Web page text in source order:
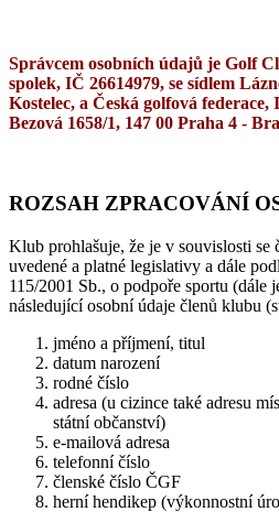
Správcem osobních údajů je Golf
spolek, IČ 26614979, se sídlem
Kostelec, a Česká golfová federace,
Bezová 1658/1, 147 00 Praha 4 -
ROZSAH ZPRACOVÁNÍ
Klub prohlašuje, že je v souvislosti se
uvedené a platné legislativy a dále
115/2001 Sb., o podpoře sportu (dále
následující osobní údaje členů klubu
jméno a příjmení, titul
datum narození
rodné číslo
adresa (u cizince také adresu
státní občanství)
e-mailová adresa
telefonní číslo
členské číslo ČGF
herní hendikep (výkonnostní